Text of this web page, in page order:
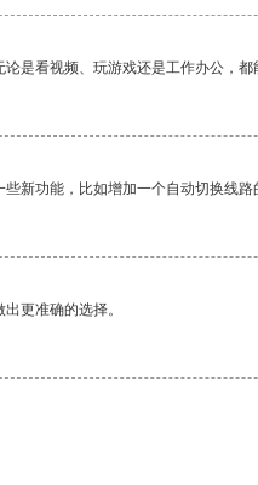
是看视频、玩游戏还是工作办公，
新功能，比如增加一个自动切换线路
更准确的选择。